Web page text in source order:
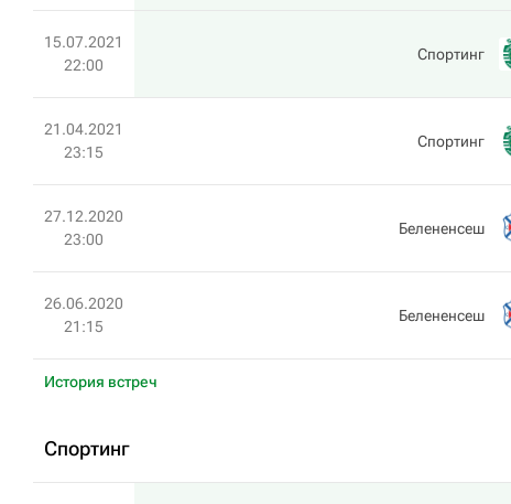
15.07.2021
22:00
Спортинг
21.04.2021
23:15
Спортинг
27.12.2020
23:00
Белененсеш
26.06.2020
21:15
Белененсеш
История встреч
Спортинг